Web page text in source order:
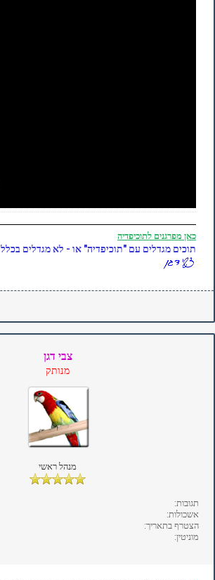
כאן מפרגנים לתוכיפדיה
תוכים מגדלים עם "תוכיפדיה" או - לא מגדלים בכלל
צבי דגן
מנותק
מנהל ראשי
תגובות:
אשכולות:
הצטרף בתאריך:
מוניטין: